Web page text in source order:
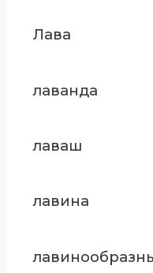
Лава
лаванда
лаваш
лавина